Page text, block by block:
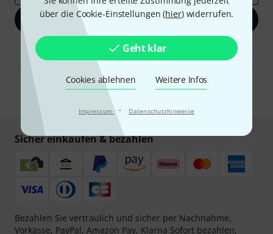
über die Cookie-Einstellungen (hier) widerrufen.
Geht klar
Cookies ablehnen Weitere Infos
Impressum · Datenschutzhinweise
Jetzt anmelden
Mit Klick auf „Jetzt anmelden“ stimmen Sie dem Erhalt von E-Mail-
Werbung und einer Messung des E-Mail-Nutzungsverhaltens zu. Die
Abmeldung ist jederzeit möglich. Weitere Informationen finden Sie in
unserenDatenschutzhinweisen .
Sicher einkaufen & bezahlen
Bezahlen Sie vertraulich und sicher per Nachnahme,
Vorkasse, PayPal, Amazon Pay, Klarna Sofort bezahlen,